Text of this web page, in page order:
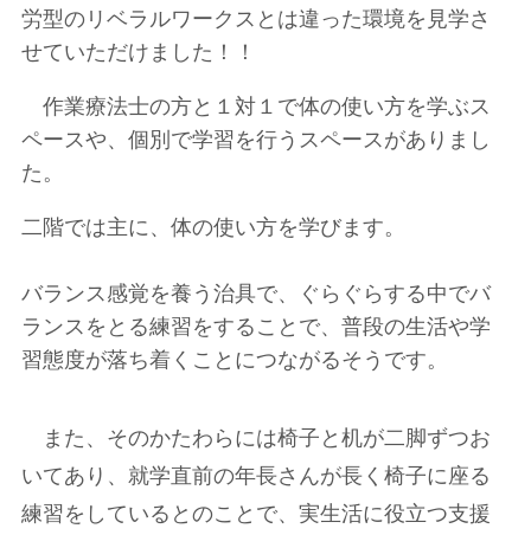
労型のリベラルワークスとは違った環境を見学さ
せていただけました！！
作業療法士の方と１対１で体の使い方を学ぶス
ペースや、個別で学習を行うスペースがありまし
た。
二階では主に、体の使い方を学びます。
バランス感覚を養う治具で、ぐらぐらする中でバ
ランスをとる練習をすることで、普段の生活や学
習態度が落ち着くことにつながるそうです。
また、そのかたわらには椅子と机が二脚ずつお
いてあり、就学直前の年長さんが長く椅子に座る
練習をしているとのことで、実生活に役立つ支援